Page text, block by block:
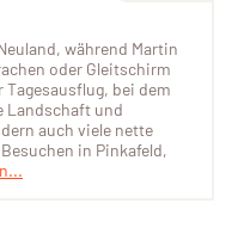
während Martin
oder Gleitschirm
bei dem
Landschaft und
auch viele nette
in Pinkafeld,